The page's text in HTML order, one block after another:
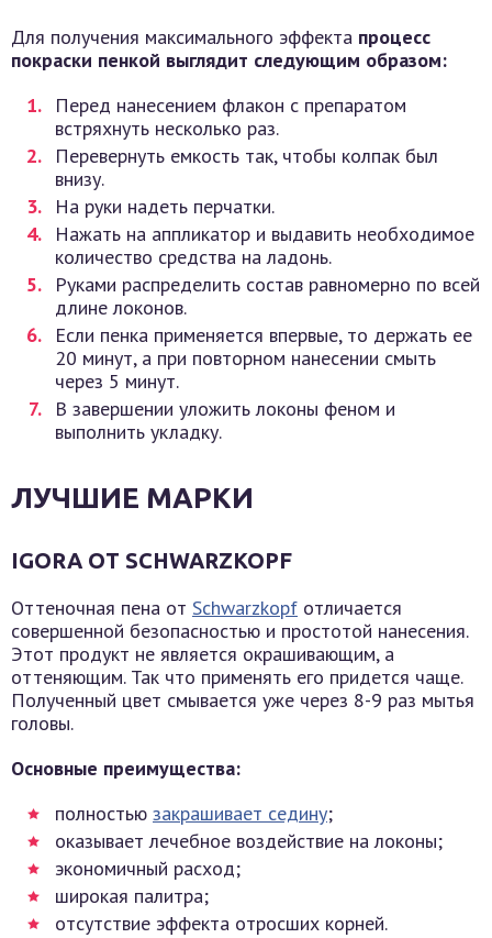
Для получения максимального эффекта процесс
покраски пенкой выглядит следующим образом:
Перед нанесением флакон с препаратом
встряхнуть несколько раз.
Перевернуть емкость так, чтобы колпак был
внизу.
На руки надеть перчатки.
Нажать на аппликатор и выдавить необходимое
количество средства на ладонь.
Руками распределить состав равномерно по всей
длине локонов.
Если пенка применяется впервые, то держать ее
20 минут, а при повторном нанесении смыть
через 5 минут.
В завершении уложить локоны феном и
выполнить укладку.
ЛУЧШИЕ МАРКИ
IGORA ОТ SCHWARZKOPF
Оттеночная пена от Schwarzkopf отличается
совершенной безопасностью и простотой нанесения.
Этот продукт не является окрашивающим, а
оттеняющим. Так что применять его придется чаще.
Полученный цвет смывается уже через 8-9 раз мытья
головы.
Основные преимущества:
полностью закрашивает седину;
оказывает лечебное воздействие на локоны;
экономичный расход;
широкая палитра;
отсутствие эффекта отросших корней.